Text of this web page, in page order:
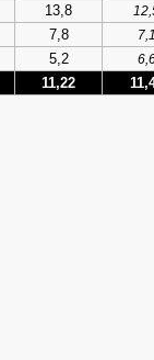
13,8
7,8
5,2
11,22